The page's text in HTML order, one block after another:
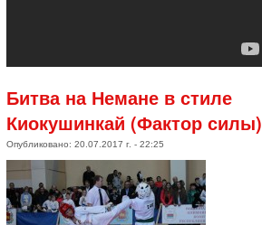
Битва на Немане в стиле
Киокушинкай (Фактор силы)
Опубликовано: 20.07.2017 г. - 22:25